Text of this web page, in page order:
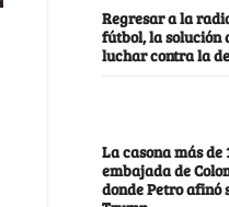
Regresar a la
fútbol, la solución
luchar contra la
La casona más de
embajada de
donde Petro afinó